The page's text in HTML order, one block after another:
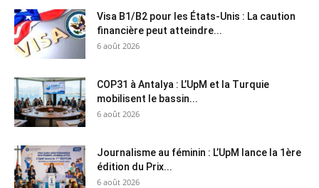
Visa B1/B2 pour les États-Unis : La caution
financière peut atteindre...
6 août 2026
COP31 à Antalya : L’UpM et la Turquie
mobilisent le bassin...
6 août 2026
Journalisme au féminin : L’UpM lance la 1ère
édition du Prix...
6 août 2026